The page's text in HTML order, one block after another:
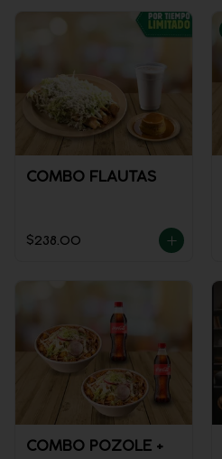
COMBO FLAUTAS
$238.00
COMBO POZOLE +